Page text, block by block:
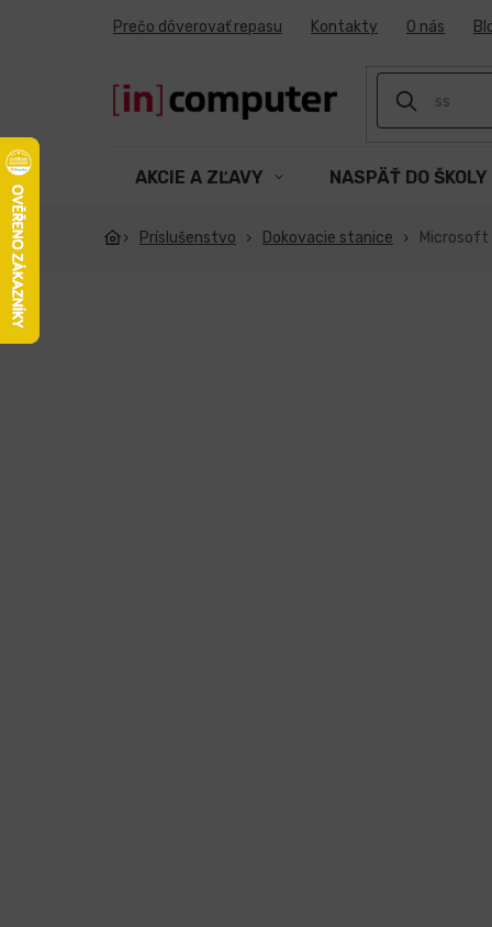
Prečo dôverovať repasu Kontakty O nás
AKCIE A ZĽAVY NASPÄŤ DO ŠKOLY
Príslušenstvo Dokovacie stanice Microsoft